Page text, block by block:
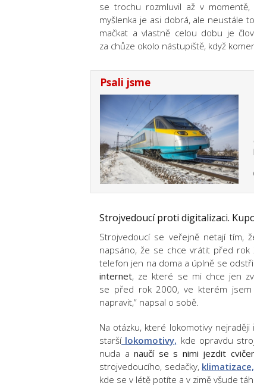
se trochu rozmluvil až v momentě,
myšlenka je asi dobrá, ale neustále
mačkat a vlastně celou dobu je
za chůze okolo nástupiště, když
Psali jsme
Strojvedoucí proti digitalizaci.
Strojvedoucí se veřejně netají tím,
napsáno, že se chce vrátit před
telefon jen na doma a úplně se
internet, ze které se mi chce jen
se před rok 2000, ve kterém
napravit,“ napsal o sobě.
Na otázku, které lokomotivy
staršílokomotivy, kde opravdu
nuda a naučí se s nimi jezdit
strojvedoucího, sedačky, klimatizace,
kde se v létě potíte a v zimě všude